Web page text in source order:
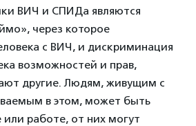
ВИЧ и СПИДа являются
через которое
с ВИЧ, и дискриминация
возможностей и прав,
другие. Людям, живущим с
в этом, может быть
или работе, от них могут